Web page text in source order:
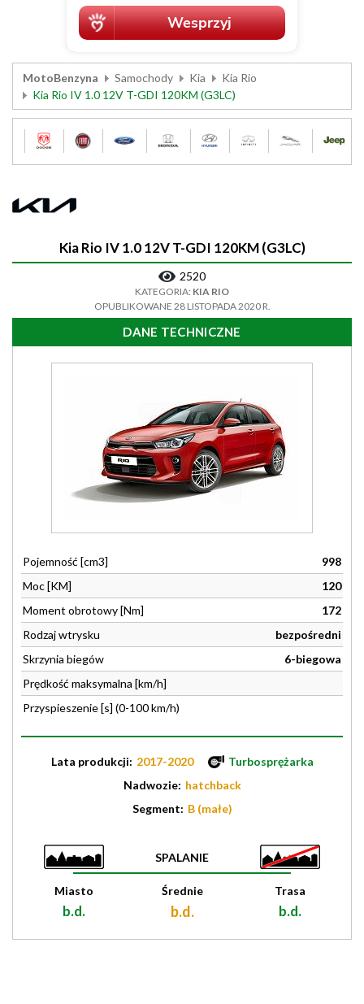
MotoBenzyna Samochody Kia
Kia Rio
Kia Rio IV 1.0 12V T-GDI 120KM (G3LC)
Kia Rio IV 1.0 12V T-GDI 120KM (G3LC)
2520
KATEGORIA: KIA RIO
OPUBLIKOWANE 28 LISTOPADA 2020 R.
DANE TECHNICZNE
Pojemność [cm3]
998
Moc [KM]
120
Moment obrotowy [Nm]
172
Rodzaj wtrysku
bezpośredni
Skrzynia biegów
6-biegowa
Prędkość maksymalna [km/h]
Przyspieszenie [s] (0-100 km/h)
Lata produkcji: 2017-2020
Turbosprężarka
Nadwozie: hatchback
Segment: B (małe)
SPALANIE
Miasto
b.d.
Średnie
b.d.
Trasa
b.d.